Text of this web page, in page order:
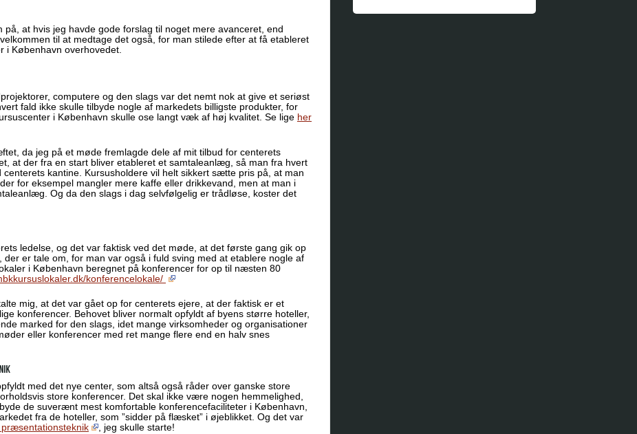
at hvis jeg havde gode forslag til noget mere avanceret, end
til at medtage det også, for man stilede efter at få etableret
i København overhovedet.
computere og den slags var det nemt nok at give et seriøst
fald ikke skulle tilbyde nogle af markedets billigste produkter, for
i København skulle ose langt væk af høj kvalitet. Se lige her
da jeg på et møde fremlagde dele af mit tilbud for centerets
at der fra en start bliver etableret et samtaleanlæg, så man fra hvert
kantine. Kursusholdere vil helt sikkert sætte pris på, at man
for eksempel mangler mere kaffe eller drikkevand, men at man i
Og da den slags i dag selvfølgelig er trådløse, koster det
ledelse, og det var faktisk ved det møde, at det første gang gik op
er tale om, for man var også i fuld sving med at etablere nogle af
i København beregnet på konferencer for op til næsten 80
konferencelokale/
mig, at det var gået op for centerets ejere, at der faktisk er et
konferencer. Behovet bliver normalt opfyldt af byens større hoteller,
marked for den slags, idet mange virksomheder og organisationer
eller konferencer med ret mange flere end en halv snes
med det nye center, som altså også råder over ganske store
store konferencer. Det skal ikke være nogen hemmelighed,
de suverænt mest komfortable konferencefaciliteter i København,
fra de hoteller, som ”sidder på flæsket” i øjeblikket. Og det var
præsentationsteknik , jeg skulle starte!